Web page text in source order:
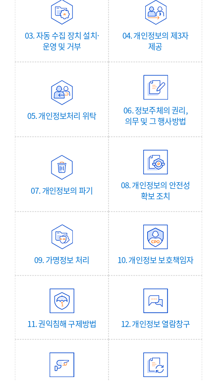
03. 자동 수집 장치 설치·
운영 및 거부
04. 개인정보의 제3자
제공
05. 개인정보처리 위탁
06. 정보주체의 권리,
의무 및 그 행사방법
07. 개인정보의 파기
08. 개인정보의 안전성
확보 조치
09. 가명정보 처리 10. 개인정보 보호책임자
11. 권익침해 구제방법 12. 개인정보 열람창구